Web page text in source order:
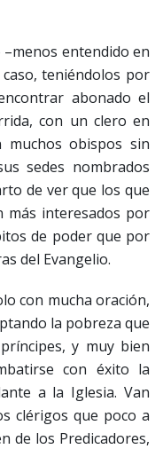
entendido en
teniéndolos por
abonado el
con un clero en
muchos obispos sin
sedes nombrados
de ver que los que
más interesados por
de poder que por
del Evangelio.
con mucha oración,
la pobreza que
y muy bien
con éxito la
a la Iglesia. Van
clérigos que poco a
de los Predicadores,